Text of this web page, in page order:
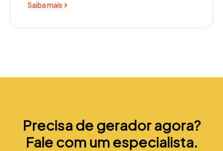
Saiba mais
Precisa de gerador agora?
Fale com um especialista.